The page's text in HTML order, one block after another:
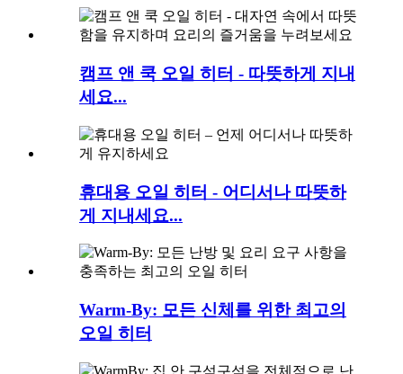
캠프 앤 쿡 오일 히터 - 따뜻하게 지내
세요...
휴대용 오일 히터 - 어디서나 따뜻하
게 지내세요...
Warm-By: 모든 신체를 위한 최고의
오일 히터